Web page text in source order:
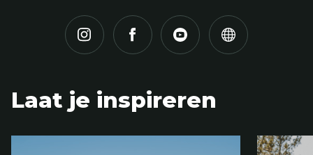
Laat je inspireren